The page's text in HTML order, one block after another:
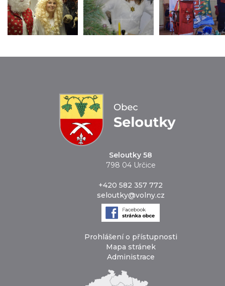
Seloutky 58
798 04 Určice
+420 582 357 772
seloutky@volny.cz
Prohlášení o přístupnosti
Mapa stránek
Administrace